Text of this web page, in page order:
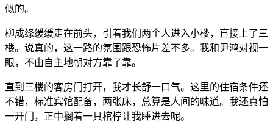
似的。
柳成绦缓缓走在前头，引着我们两个人进入小楼，直接上了三
楼。说真的，这一路的氛围跟恐怖片差不多。我和尹鸿对视一
眼，不由自主地朝对方靠了靠。
直到三楼的客房门打开，我才长舒一口气。这里的住宿条件还
不错，标准宾馆配备，两张床，总算是人间的味道。我还真怕
一开门，正中搁着一具棺椁让我睡进去呢。